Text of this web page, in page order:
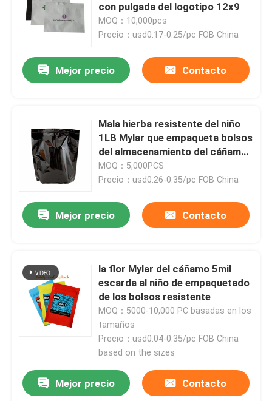
Productos
Vídeos
Sobre nosotros
Control de calidad
Noticias
con pulgada del logotipo 12x9
MOQ：10,000pcs
Precio：usd0.17-0.25/pc FOB China
Mejor precio Contacto
Mala hierba resistente del niño
1LB Mylar que empaqueta bolsos
del almacenamiento del cáñamo
454G
MOQ：5,000PCS
Precio：usd0.26-0.35/pc FOB China
Mejor precio Contacto
la flor Mylar del cáñamo 5mil
escarda al niño de empaquetado
de los bolsos resistente
MOQ：5000-10,000 PC basadas en los
tamaños
Precio：usd0.04-0.35/pc FOB China
based on the sizes
Mejor precio Contacto